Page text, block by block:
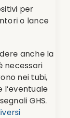
per
o lance
anche la
necessari
nei tubi,
l’eventuale
GHS.